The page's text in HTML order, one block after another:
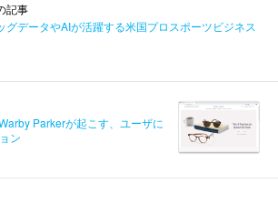
記事
グデータやAIが活躍する米国プロスポーツビジネス
Parkerが起こす、ユーザに
ン